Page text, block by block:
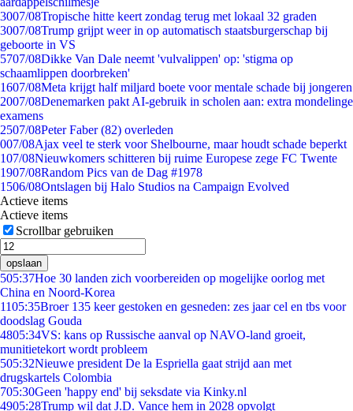
3007/08Tropische hitte keert zondag terug met lokaal 32 graden
3007/08Trump grijpt weer in op automatisch staatsburgerschap bij
geboorte in VS
5707/08Dikke Van Dale neemt 'vulvalippen' op: 'stigma op
schaamlippen doorbreken'
1607/08Meta krijgt half miljard boete voor mentale schade bij jongeren
2007/08Denemarken pakt AI-gebruik in scholen aan: extra mondelinge
examens
2507/08Peter Faber (82) overleden
007/08Ajax veel te sterk voor Shelbourne, maar houdt schade beperkt
107/08Nieuwkomers schitteren bij ruime Europese zege FC Twente
1907/08Random Pics van de Dag #1978
1506/08Ontslagen bij Halo Studios na Campaign Evolved
Actieve items
Actieve items
Scrollbar gebruiken
opslaan
505:37Hoe 30 landen zich voorbereiden op mogelijke oorlog met
China en Noord-Korea
1105:35Broer 135 keer gestoken en gesneden: zes jaar cel en tbs voor
doodslag Gouda
4805:34VS: kans op Russische aanval op NAVO-land groeit,
munitietekort wordt probleem
505:32Nieuwe president De la Espriella gaat strijd aan met
drugskartels Colombia
705:30Geen 'happy end' bij seksdate via Kinky.nl
4905:28Trump wil dat J.D. Vance hem in 2028 opvolgt